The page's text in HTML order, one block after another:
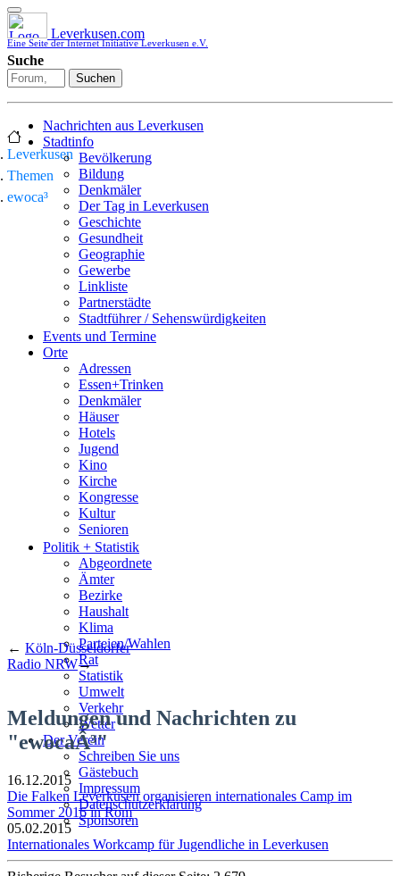
Leverkusen.com
Eine Seite der Internet Initiative Leverkusen e.V.
Suche
Suchen
Nachrichten aus Leverkusen
Stadtinfo
Bevölkerung
Bildung
Denkmäler
Der Tag in Leverkusen
Geschichte
Gesundheit
Geographie
Gewerbe
Linkliste
Partnerstädte
Stadtführer / Sehenswürdigkeiten
Stadtplan
Sport
Who is who
Wohnen
Events und Termine
Orte
Adressen
Essen+Trinken
Denkmäler
Häuser
Hotels
Jugend
Kino
Kirche
Kongresse
Kultur
Senioren
Stadtführer
Straßen
Politik + Statistik
Abgeordnete
Ämter
Bezirke
Haushalt
Klima
Parteien/Wahlen
Rat
Statistik
Umwelt
Verkehr
Wetter
Der Verein
Schreiben Sie uns
Gästebuch
Impressum
Datenschutzerklärung
Sponsoren
Leverkusen
Themen
ewoca³
← Köln-Düsseldorfer
Radio NRW→
Meldungen und Nachrichten zu
"ewocaÂ³"
16.12.2015
Die Falken Leverkusen organisieren internationales Camp im
Sommer 2016 in Rom
05.02.2015
Internationales Workcamp für Jugendliche in Leverkusen